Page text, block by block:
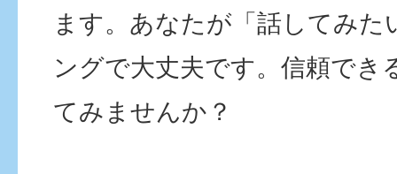
ます。あなたが「話してみた
ングで大丈夫です。信頼でき
てみませんか？